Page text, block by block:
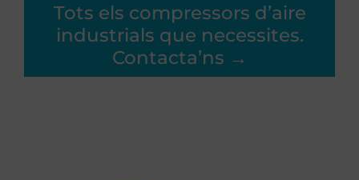
Tots els compressors d’aire
industrials que necessites.
Contacta’ns →